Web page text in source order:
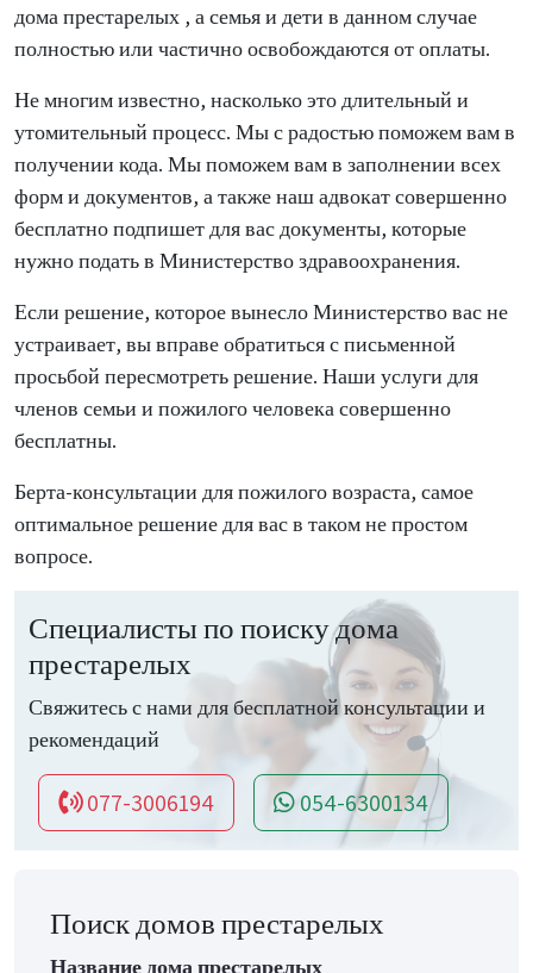
дома престарелых , а семья и дети в данном случае
полностью или частично освобождаются от оплаты.
Не многим известно, насколько это длительный и
утомительный процесс. Мы с радостью поможем вам в
получении кода. Мы поможем вам в заполнении всех
форм и документов, а также наш адвокат совершенно
бесплатно подпишет для вас документы, которые
нужно подать в Министерство здравоохранения.
Если решение, которое вынесло Министерство вас не
устраивает, вы вправе обратиться с письменной
просьбой пересмотреть решение. Наши услуги для
членов семьи и пожилого человека совершенно
бесплатны.
Берта-консультации для пожилого возраста, самое
оптимальное решение для вас в таком не простом
вопросе.
Специалисты по поиску дома
престарелых
Свяжитесь с нами для бесплатной консультации и
рекомендаций
077-3006194 054-6300134
Поиск домов престарелых
Название дома престарелых